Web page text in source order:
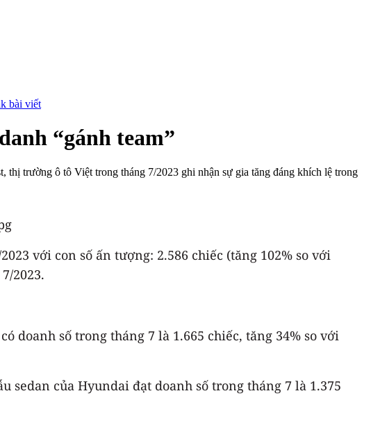
bài viết
“gánh team”
trường ô tô Việt trong tháng 7/2023 ghi nhận sự gia tăng đáng khích lệ trong
với con số ấn tượng: 2.586 chiếc (tăng 102% so với
2023.
doanh số trong tháng 7 là 1.665 chiếc, tăng 34% so với
của Hyundai đạt doanh số trong tháng 7 là 1.375